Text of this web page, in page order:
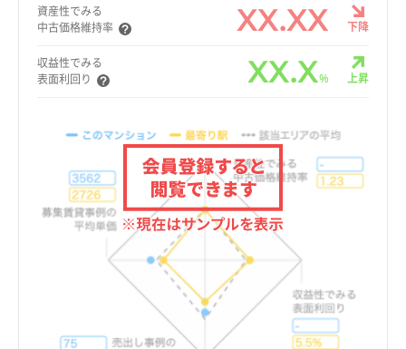
資産性でみる
中古価格維持率
XX.XX 下降
収益性でみる
表面利回り
XX.X% 上昇